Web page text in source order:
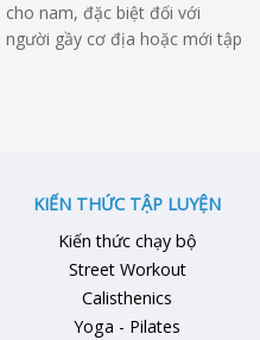
cho nam, đặc biệt đối với
người gầy cơ địa hoặc mới tập
1. Tại Sao Nam …
KIẾN THỨC TẬP LUYỆN
Kiến thức chạy bộ
Street Workout
Calisthenics
Yoga - Pilates